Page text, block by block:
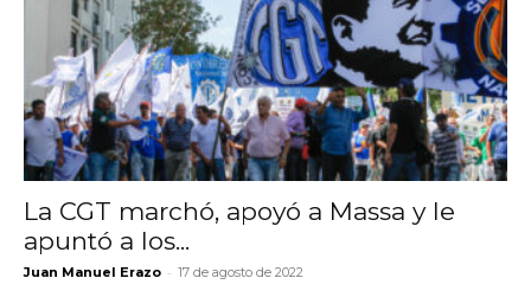
La CGT marchó, apoyó a Massa y le
apuntó a los...
Juan Manuel Erazo - 17 de agosto de 2022